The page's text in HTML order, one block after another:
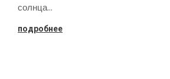
солнца…
подробнее